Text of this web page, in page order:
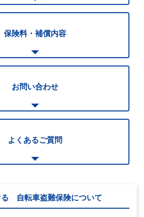
保険料・補償内容
お問い合わせ
よくあるご質問
る 自転車盗難保険について